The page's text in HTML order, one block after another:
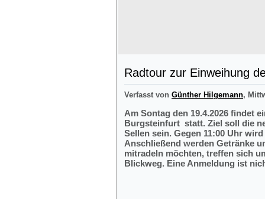
Radtour zur Einweihung
Verfasst von Günther Hilgemann,
Am Sontag den 19.4.2026 findet
Burgsteinfurt statt. Ziel soll die
Sellen sein. Gegen 11:00 Uhr
Anschließend werden Getränke
mitradeln möchten, treffen sich
Blickweg. Eine Anmeldung ist